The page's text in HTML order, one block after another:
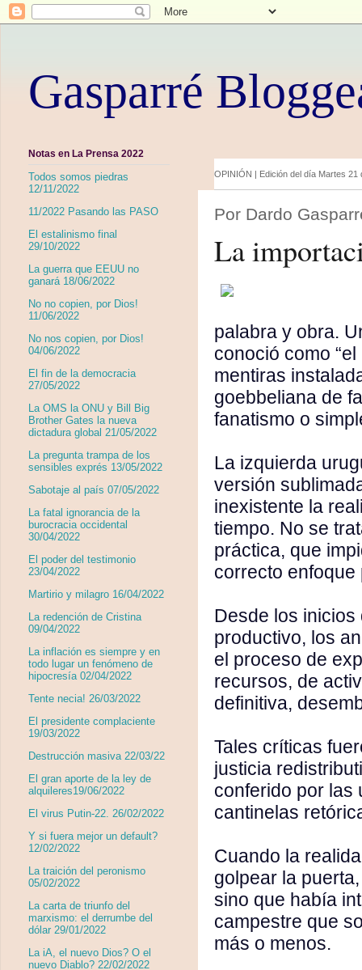
Gasparré
OPINIÓN | Edición del día Martes 21
Por Dardo
La
palabra y obra.
conoció como
mentiras
goebbeliana de
fanatismo o
La izquierda
versión
inexistente la
tiempo. No se
práctica, que
correcto
Desde los
productivo, los
el proceso de
recursos, de
definitiva,
Tales críticas
justicia
conferido por las
cantinelas
Cuando la
golpear la
sino que había
campestre que
más o menos.
Notas en La Prensa 2022
Todos somos piedras
12/11/2022
11/2022 Pasando las PASO
El estalinismo final
29/10/2022
La guerra que EEUU no
ganará 18/06/2022
No no copien, por Dios!
11/06/2022
No nos copien, por Dios!
04/06/2022
El fin de la democracia
27/05/2022
La OMS la ONU y Bill Big
Brother Gates la nueva
dictadura global 21/05/2022
La pregunta trampa de los
sensibles exprés 13/05/2022
Sabotaje al país 07/05/2022
La fatal ignorancia de la
burocracia occidental
30/04/2022
El poder del testimonio
23/04/2022
Martirio y milagro 16/04/2022
La redención de Cristina
09/04/2022
La inflación es siempre y en
todo lugar un fenómeno de
hipocresía 02/04/2022
Tente necia! 26/03/2022
El presidente complaciente
19/03/2022
Destrucción masiva 22/03/22
El gran aporte de la ley de
alquileres19/06/2022
El virus Putin-22. 26/02/2022
Y si fuera mejor un default?
12/02/2022
La traición del peronismo
05/02/2022
La carta de triunfo del
marxismo: el derrumbe del
dólar 29/01/2022
La iA, el nuevo Dios? O el
nuevo Diablo? 22/02/2022